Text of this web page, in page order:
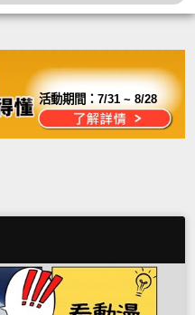
活動期間：7/31 ~ 8/28